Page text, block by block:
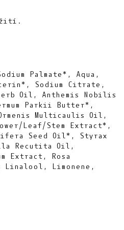
Palmate*, Aqua,
Sodium Citrate,
Oil, Anthemis Nobilis
Parkii Butter*,
Multicaulis Oil,
Leaf/Stem Extract*,
Seed Oil*, Styrax
Recutita Oil,
Extract, Rosa
Linalool, Limonene,